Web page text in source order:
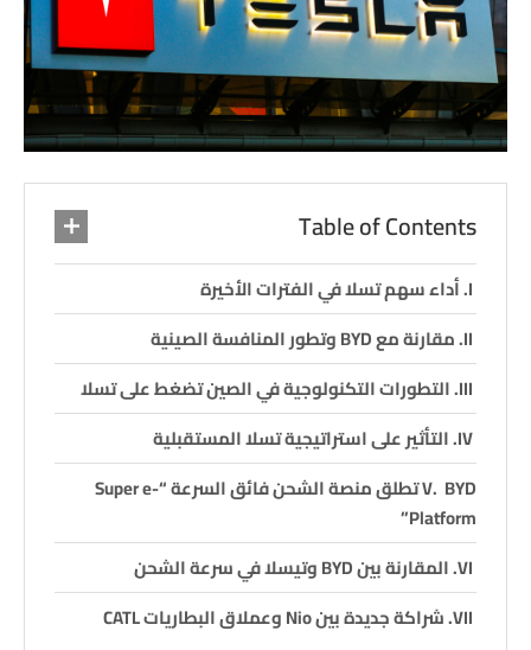
Table of Contents
أداء سهم تسلا في الفترات الأخيرة
مقارنة مع BYD وتطور المنافسة الصينية
التطورات التكنولوجية في الصين تضغط على تسلا
التأثير على استراتيجية تسلا المستقبلية
BYD تطلق منصة الشحن فائق السرعة “Super e-
Platform”
المقارنة بين BYD وتيسلا في سرعة الشحن
شراكة جديدة بين Nio وعملاق البطاريات CATL